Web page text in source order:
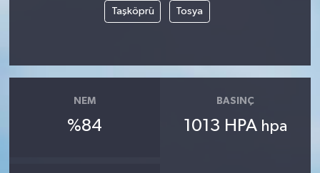
Taşköprü Tosya
NEM
%84
BASINÇ
1013 HPA hpa